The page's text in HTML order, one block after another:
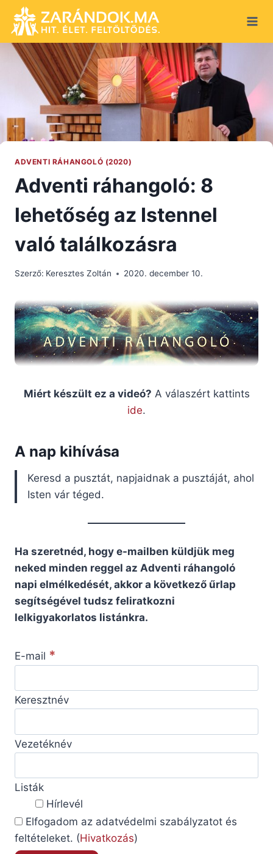
content
ADVENTI RÁHANGOLÓ (2020)
Adventi ráhangoló: 8
lehetőség az Istennel
való találkozásra
Szerző: Keresztes Zoltán 2020. december 10.
Miért készült ez a videó? A válaszért kattints
ide.
A nap kihívása
Keresd a pusztát, napjaidnak a pusztáját, ahol
Isten vár téged.
Ha szeretnéd, hogy e-mailben küldjük meg
neked minden reggel az Adventi ráhangoló
napi elmélkedését, akkor a következő űrlap
segítségével tudsz feliratkozni
lelkigyakorlatos listánkra.
E-mail *
Keresztnév
Vezetéknév
Listák
Hírlevél
Elfogadom az adatvédelmi szabályzatot és
feltételeket. (Hivatkozás)